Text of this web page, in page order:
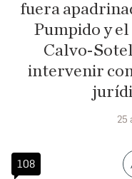
fuera
Pumpido y
Calvo-
intervenir
25
108